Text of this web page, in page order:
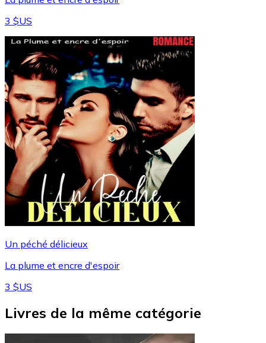
3 $US
Un péché délicieux
La plume et encre d'espoir
3 $US
Livres de la même catégorie